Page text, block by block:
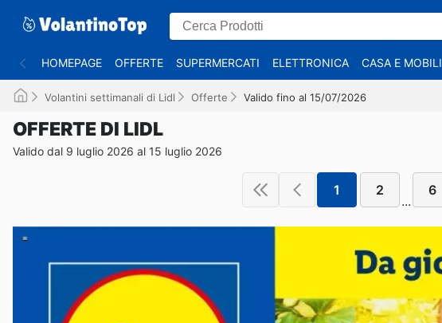
HOMEPAGE OFFERTE SUPERMERCATI ELETTRONICA CASA E MOBILI
Volantini settimanali di Lidl Offerte Valido fino al 15/07/2026
OFFERTE DI LIDL
Valido dal 9 luglio 2026 al 15 luglio 2026
1 2
...
6